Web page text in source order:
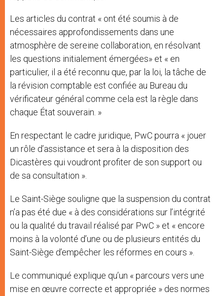
Les articles du contrat « ont été soumis à de
nécessaires approfondissements dans une
atmosphère de sereine collaboration, en résolvant
les questions initialement émergées» et « en
particulier, il a été reconnu que, par la loi, la tâche de
la révision comptable est confiée au Bureau du
vérificateur général comme cela est la règle dans
chaque État souverain. »
En respectant le cadre juridique, PwC pourra « jouer
un rôle d’assistance et sera à la disposition des
Dicastères qui voudront profiter de son support ou
de sa consultation ».
Le Saint-Siège souligne que la suspension du contrat
n’a pas été due « à des considérations sur l’intégrité
ou la qualité du travail réalisé par PwC » et « encore
moins à la volonté d’une ou de plusieurs entités du
Saint-Siège d’empêcher les réformes en cours ».
Le communiqué explique qu’un « parcours vers une
mise en œuvre correcte et appropriée » des normes